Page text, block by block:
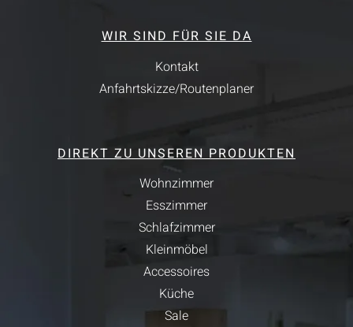
WIR SIND FÜR SIE DA
Kontakt
Anfahrtskizze/Routenplaner
DIREKT ZU UNSEREN PRODUKTEN
Wohnzimmer
Esszimmer
Schlafzimmer
Kleinmöbel
Accessoires
Küche
Sale